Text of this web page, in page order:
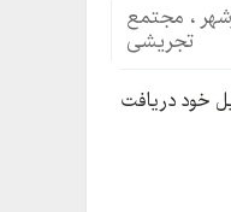
، مجتمع
تجریشی
خود دریافت